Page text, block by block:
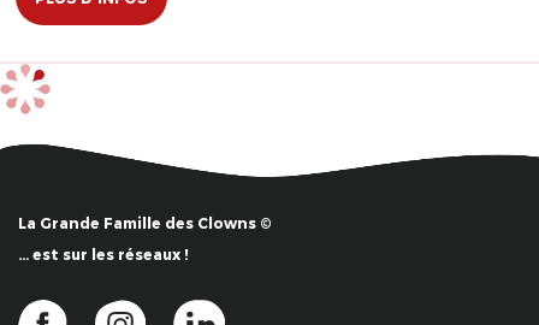
La Grande Famille des Clowns ©
… est sur les réseaux !